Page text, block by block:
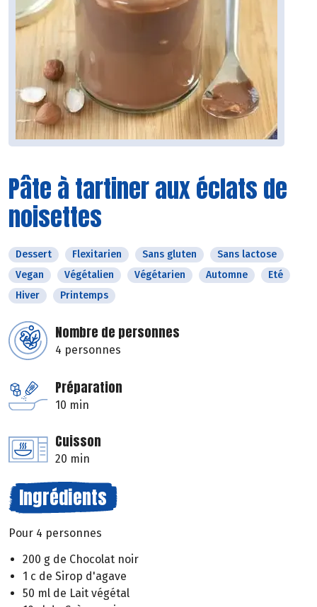
Pâte à tartiner aux éclats de
noisettes
Dessert Flexitarien Sans gluten
Sans lactose
Vegan
Végétalien Végétarien Automne
Eté
Hiver
Printemps
Nombre de personnes
4 personnes
Préparation
10 min
Cuisson
20 min
Ingrédients
Pour 4 personnes
200 g de Chocolat noir
1 c de Sirop d'agave
50 ml de Lait végétal